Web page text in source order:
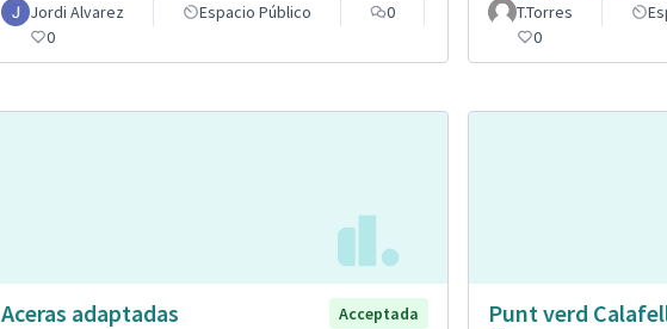
Jordi Alvarez Espacio Público
0
0
T.Torres
0
Aceras adaptadas Acceptada Punt verd